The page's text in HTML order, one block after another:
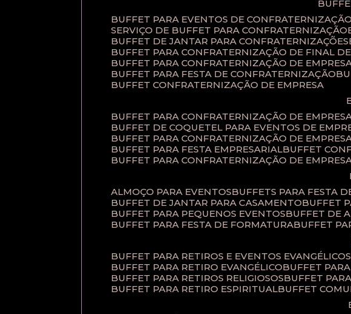
BUFFET PARA EVENTOS DE CONFRATERNIZAÇÃO
SERVIÇO DE BUFFET PARA CONFRATERNIZAÇÃO
BUFFET DE JANTAR PARA CONFRATERNIZAÇÕES​
BUFFET PARA CONFRATERNIZAÇÃO DE FINAL
BUFFET PARA CONFRATERNIZAÇÃO DE
BUFFET PARA FESTA DE CONFRATERNIZAÇÃO
BUFFET CONFRATERNIZAÇÃO DE EMPRESA
BUFFET PARA CONFRATERNIZAÇÃO DE
BUFFET DE COQUETEL PARA EVENTOS DE
BUFFET PARA CONFRATERNIZAÇÃO DE
BUFFET PARA FESTA EMPRESARIAL
BUFFET
BUFFET PARA CONFRATERNIZAÇÃO DE
ALMOÇO PARA EVENTOS
BUFFETS PARA FESTA
BUFFET DE JANTAR PARA CASAMENTO
BUFFET
BUFFET PARA PEQUENOS EVENTOS
BUFFET DE
BUFFET PARA FESTA DE FORMATURA
BUFFET
BUFFET PARA RETIROS E EVENTOS EVANGÉLICOS
BUFFET PARA RETIRO EVANGÉLICO
BUFFET
BUFFET PARA RETIROS RELIGIOSOS
BUFFET
BUFFET PARA RETIRO ESPIRITUAL
BUFFET